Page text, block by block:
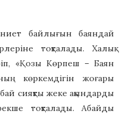
байлығын баяндай
тоқталады. Халық
«Қозы Көрпеш – Баян
көркемдігін жоғары
сияқты жеке ақындарды
тоқталады. Абайды